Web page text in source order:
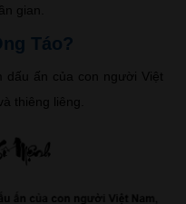
gian.
Táo?
dấu ấn của con người Việt
thiêng liêng.